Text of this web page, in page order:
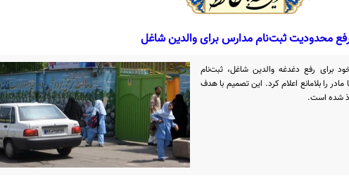
محدودیت ثبت‌نام مدارس برای والدین شاغل
برای رفع دغدغه والدین شاغل، ثبت‌نام
را بلامانع اعلام کرد. این تصمیم با هدف
شده است.